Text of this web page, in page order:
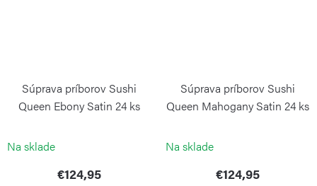
Súprava príborov Sushi
Queen Ebony Satin 24 ks
Na sklade
€124,95
Súprava príborov Sushi
Queen Mahogany Satin 24 ks
Na sklade
€124,95